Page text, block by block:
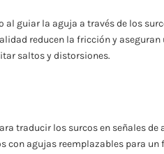
al guiar la aguja a través de los
reducen la fricción y
saltos y distorsiones.
traducir los surcos en señales
con agujas reemplazables para